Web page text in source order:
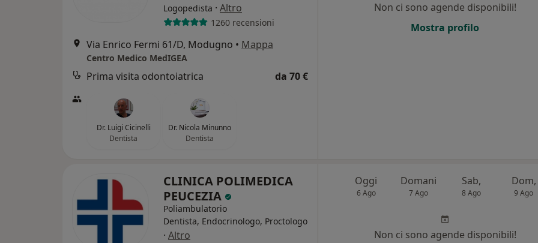
Logopedista · Altro
1260 recensioni
Via Enrico Fermi 61/D, Modugno • Mappa
Centro Medico MedIGEA
Prima visita odontoiatrica da 70 €
Dr. Luigi Cicinelli
Dentista
Dr. Nicola Minunno
Dentista
Non ci sono agende disponibili!
Mostra profilo
CLINICA POLIMEDICA
PEUCEZIA
Poliambulatorio
Dentista, Endocrinologo, Proctologo
· Altro
Oggi
6 Ago
Domani
7 Ago
Sab,
8 Ago
Dom,
9 Ago
Non ci sono agende disponibili!